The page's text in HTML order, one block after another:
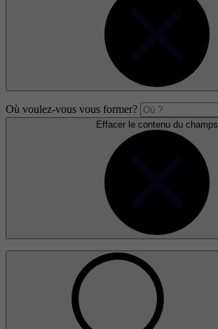
Où voulez-vous vous former?
Effacer le contenu du champs